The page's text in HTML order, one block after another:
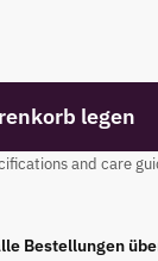
legen
and care
Bestellungen